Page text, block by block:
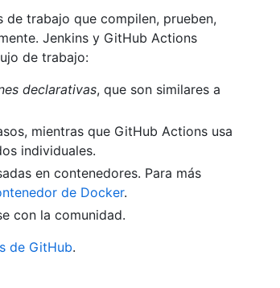
trabajo que compilen, prueben,
Jenkins y GitHub Actions
de trabajo:
declarativas, que son similares a
mientras que GitHub Actions usa
individuales.
en contenedores. Para más
de Docker.
con la comunidad.
de GitHub.